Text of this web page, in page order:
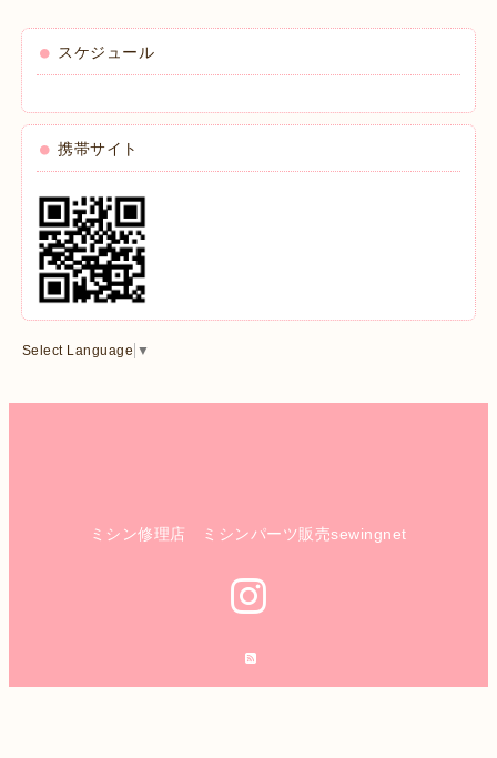
スケジュール
携帯サイト
Select Language ▼
ミシン修理店 ミシンパーツ販売sewingnet